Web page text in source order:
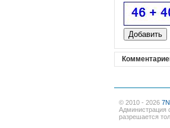
© 2010 - 2026
Администрация
разрешается